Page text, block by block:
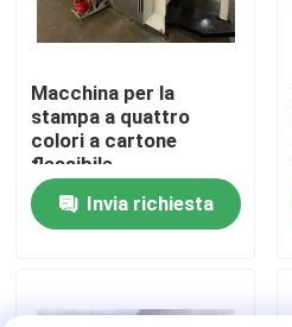
Controllo di qualità
Contattici
Notizie
stampatrice del cartone
Macchina per la
stampa a quattro
colori a cartone
flessibile
Invia richiesta